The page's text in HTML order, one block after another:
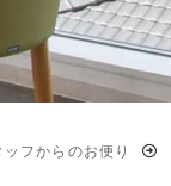
ッフからのお便り